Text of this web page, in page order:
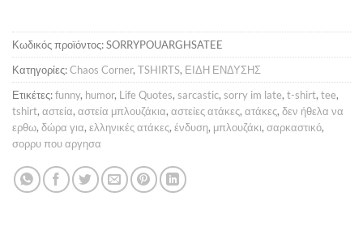
Κωδικός προϊόντος:SORRYPOUARGHSATEE
Κατηγορίες:Chaos Corner, TSHIRTS, ΕΙΔΗ ΕΝΔΥΣΗΣ
Ετικέτες:funny, humor, Life Quotes, sarcastic, sorry im late, t-shirt, tee,
tshirt, αστεία, αστεία μπλουζάκια, αστείες ατάκες, ατάκες, δεν ήθελα να
ερθω, δώρα για, ελληνικές ατάκες, ένδυση, μπλουζάκι, σαρκαστικό,
σορρυ που αργησα